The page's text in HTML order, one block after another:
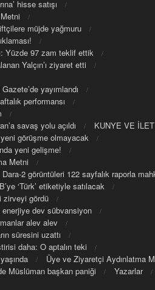
hisse satışı
müjde yağmuru
Yüzde 97 zam teklif ettik
Yalçın’ı ziyaret etti
yayımlandı
performansı
savaş yolu açıldı
KUNYE VE
görüşme olmayacak
yeni gelişme!
Metni
Dara-2 görüntüleri 122 sayfalık raporla
‘Türk’ etiketiyle satılacak
zirveyi gördü
dev sübvansiyon
alev alev
süresini uzattı
daha: O aptalın teki
Üye ve Ziyaretçi Aydınlatma
Müslüman başkan paniği
Yazarlar